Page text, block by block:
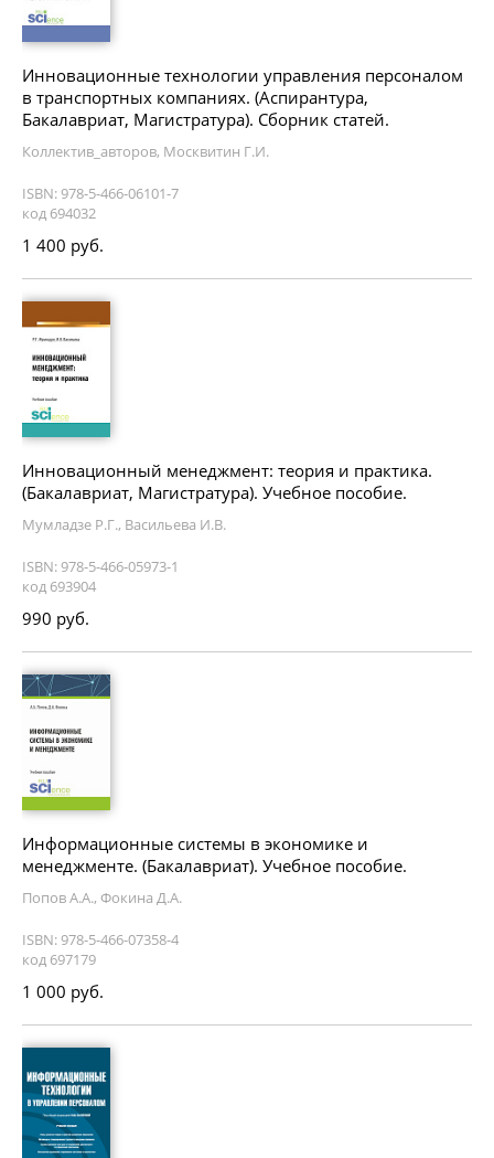
Инновационные технологии управления персоналом
в транспортных компаниях. (Аспирантура,
Бакалавриат, Магистратура). Сборник статей.
Коллектив_авторов, Москвитин Г.И.
ISBN: 978-5-466-06101-7
код 694032
1 400 руб.
Инновационный менеджмент: теория и практика.
(Бакалавриат, Магистратура). Учебное пособие.
Мумладзе Р.Г., Васильева И.В.
ISBN: 978-5-466-05973-1
код 693904
990 руб.
Информационные системы в экономике и
менеджменте. (Бакалавриат). Учебное пособие.
Попов А.А., Фокина Д.А.
ISBN: 978-5-466-07358-4
код 697179
1 000 руб.